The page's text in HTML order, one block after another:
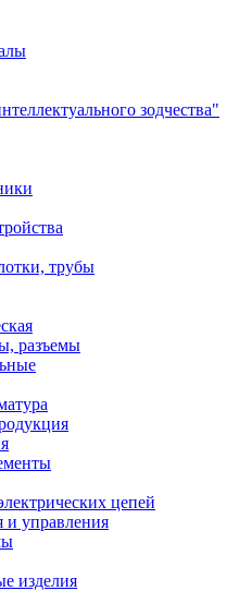
зодчества"
трубы
разъемы
цепей
и управления
изделия